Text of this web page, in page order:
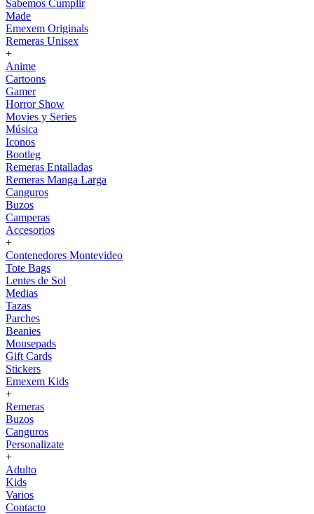
Sabemos Cumplir
Made
Emexem Originals
Remeras Unisex
+
Anime
Cartoons
Gamer
Horror Show
Movies y Series
Música
Iconos
Bootleg
Remeras Entalladas
Remeras Manga Larga
Canguros
Buzos
Camperas
Accesorios
+
Contenedores Montevideo
Tote Bags
Lentes de Sol
Medias
Tazas
Parches
Beanies
Mousepads
Gift Cards
Stickers
Emexem Kids
+
Remeras
Buzos
Canguros
Personalizate
+
Adulto
Kids
Varios
Contacto